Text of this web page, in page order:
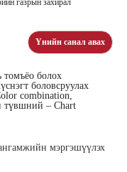
газрын захирал
Үнийн санал авах
томъёо болох
боловсруулах
combination,
түвшний – Chart
мэргэшүүлэх
Бээжин Солонгоо
Монгол ХХК
захирал, Манлайллын
олон улсын сургагч багш,
сэтгэлзүйч